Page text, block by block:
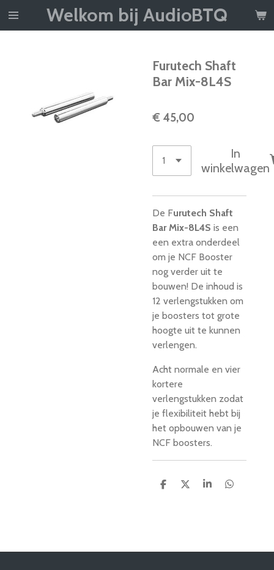
Ga
Welkom bij AudioBTQ
Furutech Shaft
Bar Mix-8L4S
€ 45,00
In
winkelwagen
De Furutech Shaft
Bar Mix-8L4S is een
een extra onderdeel
om je NCF Booster
nog verder uit te
bouwen! De inhoud is
12 verlengstukken om
je boosters tot grote
hoogte uit te kunnen
verlengen.
Acht normale en vier
kortere
verlengstukken zodat
je flexibiliteit hebt bij
het opbouwen van je
NCF boosters.
D
D
S
D